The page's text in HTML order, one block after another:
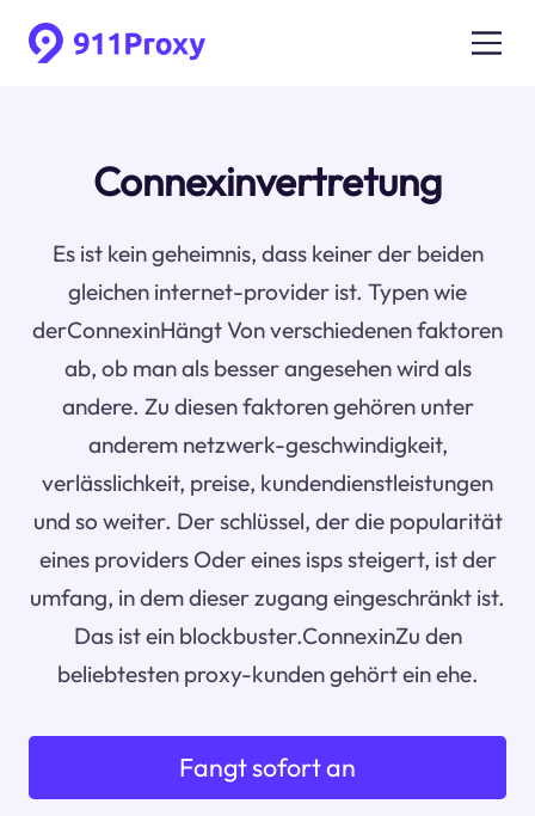
Connexinvertretung
Es ist kein geheimnis, dass keiner der beiden
gleichen internet-provider ist. Typen wie
derConnexinHängt Von verschiedenen faktoren
ab, ob man als besser angesehen wird als
andere. Zu diesen faktoren gehören unter
anderem netzwerk-geschwindigkeit,
verlässlichkeit, preise, kundendienstleistungen
und so weiter. Der schlüssel, der die popularität
eines providers Oder eines isps steigert, ist der
umfang, in dem dieser zugang eingeschränkt ist.
Das ist ein blockbuster.ConnexinZu den
beliebtesten proxy-kunden gehört ein ehe.
Fangt sofort an